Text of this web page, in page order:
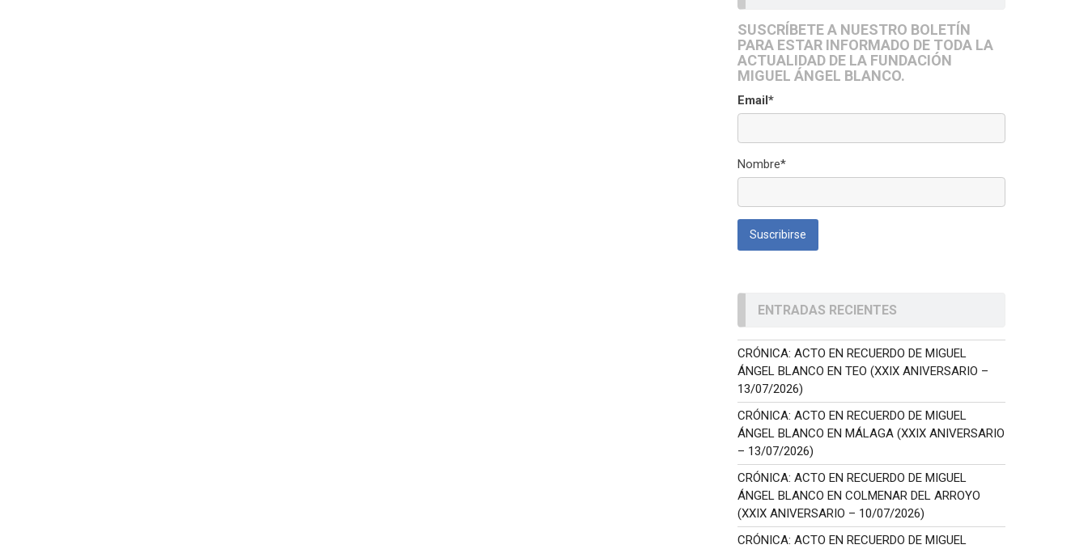
SUSCRÍBETE A NUESTRO BOLETÍN
PARA ESTAR INFORMADO DE TODA LA
ACTUALIDAD DE LA FUNDACIÓN
MIGUEL ÁNGEL BLANCO.
Email*
Nombre*
ENTRADAS RECIENTES
CRÓNICA: ACTO EN RECUERDO DE MIGUEL
ÁNGEL BLANCO EN TEO (XXIX ANIVERSARIO –
13/07/2026)
CRÓNICA: ACTO EN RECUERDO DE MIGUEL
ÁNGEL BLANCO EN MÁLAGA (XXIX ANIVERSARIO
– 13/07/2026)
CRÓNICA: ACTO EN RECUERDO DE MIGUEL
ÁNGEL BLANCO EN COLMENAR DEL ARROYO
(XXIX ANIVERSARIO – 10/07/2026)
CRÓNICA: ACTO EN RECUERDO DE MIGUEL